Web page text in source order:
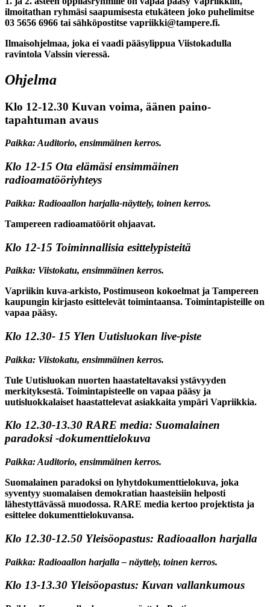
ilmoitathan ryhmäsi saapumisesta etukäteen joko puhelimitse
03 5656 6966 tai sähköpostitse vapriikki@tampere.fi.
Ilmaisohjelmaa, joka ei vaadi pääsylippua Viistokadulla
ravintola Valssin vieressä.
Ohjelma
Klo 12-12.30 Kuvan voima, äänen paino-
tapahtuman avaus
Paikka: Auditorio, ensimmäinen kerros.
Klo 12-15 Ota elämäsi ensimmäinen
radioamatööriyhteys
Paikka: Radioaallon harjalla-näyttely, toinen kerros.
Tampereen radioamatöörit ohjaavat.
Klo 12-15 Toiminnallisia esittelypisteitä
Paikka: Viistokatu, ensimmäinen kerros.
Vapriikin kuva-arkisto, Postimuseon kokoelmat ja Tampereen
kaupungin kirjasto esittelevät toimintaansa. Toimintapisteille on
vapaa pääsy.
Klo 12.30- 15 Ylen Uutisluokan live-piste
Paikka: Viistokatu, ensimmäinen kerros.
Tule Uutisluokan nuorten haastateltavaksi ystävyyden
merkityksestä. Toimintapisteelle on vapaa pääsy ja
uutisluokkalaiset haastattelevat asiakkaita ympäri Vapriikkia.
Klo 12.30-13.30 RARE media: Suomalainen
paradoksi -dokumenttielokuva
Paikka: Auditorio, ensimmäinen kerros.
Suomalainen paradoksi on lyhytdokumenttielokuva, joka
syventyy suomalaisen demokratian haasteisiin helposti
lähestyttävässä muodossa. RARE media kertoo projektista ja
esittelee dokumenttielokuvansa.
Klo 12.30-12.50 Yleisöopastus: Radioaallon harjalla
Paikka: Radioaallon harjalla – näyttely, toinen kerros.
Klo 13-13.30 Yleisöopastus: Kuvan vallankumous